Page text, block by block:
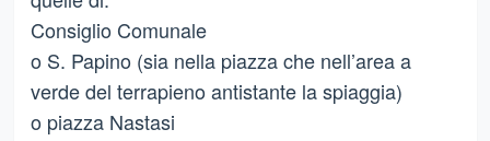
Consiglio Comunale
o S. Papino (sia nella piazza che nell’area a
verde del terrapieno antistante la spiaggia)
o piazza Nastasi